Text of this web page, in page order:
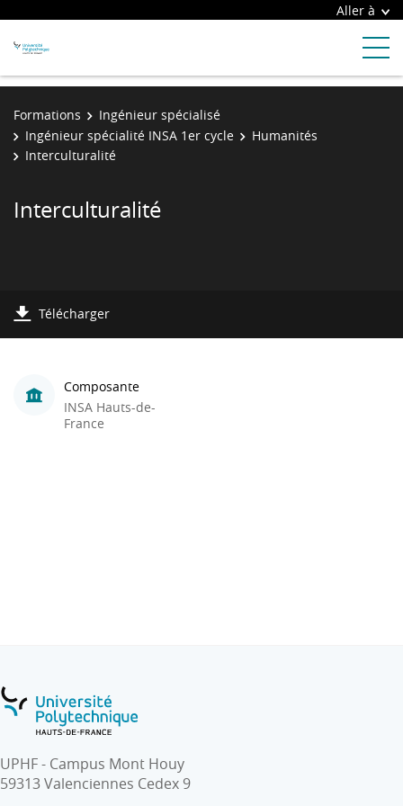
Aller à
Formations
Ingénieur spécialisé
Ingénieur spécialité INSA 1er cycle
Humanités
Interculturalité
Interculturalité
Télécharger
Composante
INSA Hauts-de-
France
UPHF - Campus Mont Houy
59313 Valenciennes Cedex 9